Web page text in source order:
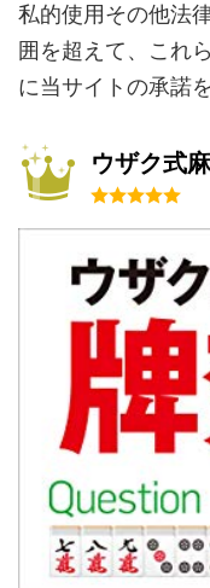
私的使用その他法
囲を超えて、これ
に当サイトの承諾
ウザク式